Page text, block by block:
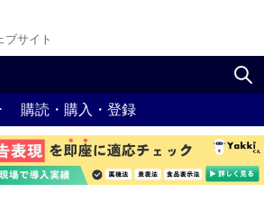
ブサイト
購読・購入・登録